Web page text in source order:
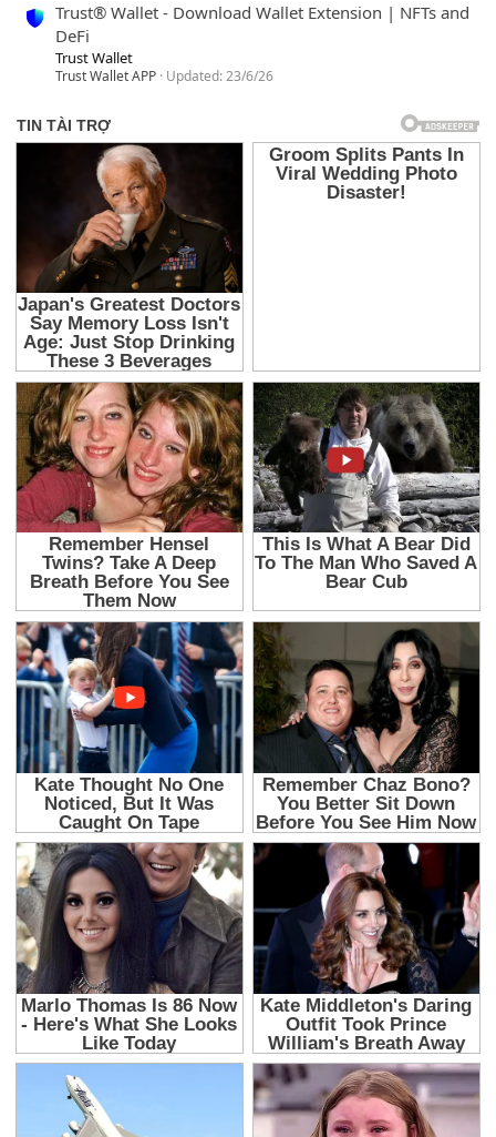
Trust® Wallet - Download Wallet Extension | NFTs and
DeFi
Trust Wallet
Trust Wallet APP Updated:23/6/26